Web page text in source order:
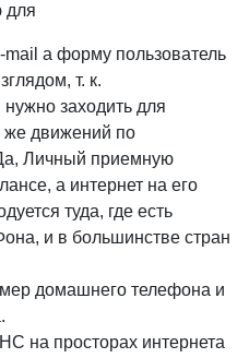
для
а форму пользователь
т. к.
нужно заходить для
же движений по
Личный приемную
а интернет на его
туда, где есть
и в большинстве стран
домашнего телефона и
на просторах интернета